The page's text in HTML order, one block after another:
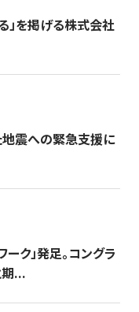
」を掲げる株式会社
地震への緊急支援に
ク」発足。コングラ
...